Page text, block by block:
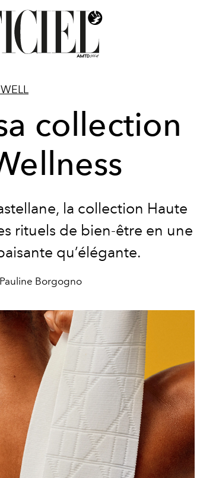
collection
, la collection Haute
rituels de bien-être en une
qu’élégante.
Borgogno